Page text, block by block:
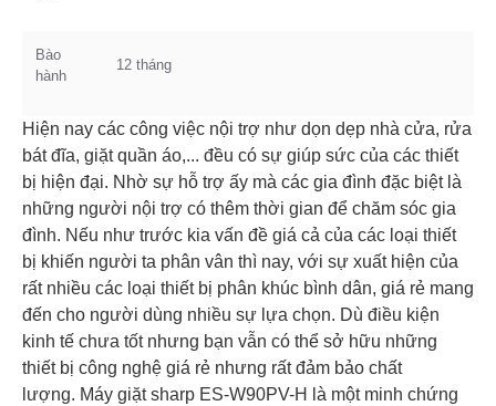
Bào
hành
12 tháng
Hiện nay các công việc nội trợ như dọn dẹp nhà cửa, rửa
bát đĩa, giặt quần áo,... đều có sự giúp sức của các thiết
bị hiện đại. Nhờ sự hỗ trợ ấy mà các gia đình đặc biệt là
những người nội trợ có thêm thời gian để chăm sóc gia
đình. Nếu như trước kia vấn đề giá cả của các loại thiết
bị khiến người ta phân vân thì nay, với sự xuất hiện của
rất nhiều các loại thiết bị phân khúc bình dân, giá rẻ mang
đến cho người dùng nhiều sự lựa chọn. Dù điều kiện
kinh tế chưa tốt nhưng bạn vẫn có thể sở hữu những
thiết bị công nghệ giá rẻ nhưng rất đảm bảo chất
lượng. Máy giặt sharp ES-W90PV-H là một minh chứng